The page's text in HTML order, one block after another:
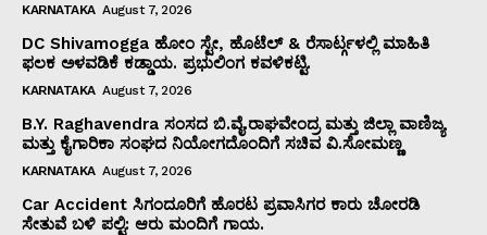
KARNATAKA August 7, 2026
DC Shivamogga ಹೋಂ ಸ್ಟೇ, ಹೊಟೆಲ್ & ರೆಸಾರ್ಟ್ಗಳಲ್ಲಿ ಮಾಹಿತಿ
ಫಲಕ ಅಳವಡಿಕೆ ಕಡ್ಡಾಯ. ಪ್ರಭುಲಿಂಗ ಕವಳಿಕಟ್ಟಿ.
KARNATAKA August 7, 2026
B.Y. Raghavendra ಸಂಸದ ಬಿ.ವೈ.ರಾಘವೇಂದ್ರ ಮತ್ತು ಜಿಲ್ಲಾ ವಾಣಿಜ್ಯ
ಮತ್ತು ಕೈಗಾರಿಕಾ ಸಂಘದ ನಿಯೋಗದೊಂದಿಗೆ ಸಚಿವ ವಿ‌.ಸೋಮಣ್ಣ
KARNATAKA August 7, 2026
Car Accident ಸಿಗಂದೂರಿಗೆ ಹೊರಟ ಪ್ರವಾಸಿಗರ ಕಾರು ಚೋರಡಿ
ಸೇತುವೆ ಬಳಿ ಪಲ್ಟಿ: ಆರು ಮಂದಿಗೆ ಗಾಯ.